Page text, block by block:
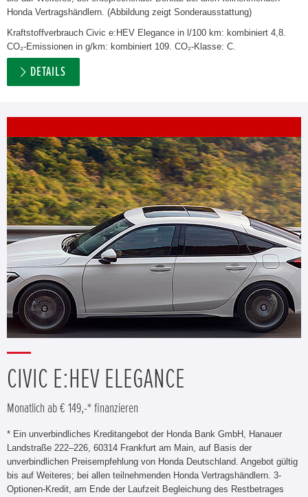
Honda Vertragshändlern. (Abbildung zeigt Sonderausstattung)
Kraftstoffverbrauch Civic e:HEV Elegance in l/100 km: kombiniert 4,8.
CO₂-Emissionen in g/km: kombiniert 109. CO₂-Klasse: C.
DETAILS
CIVIC E:HEV ELEGANCE
Monatlich ab € 149,-* finanzieren
* Ein unverbindliches Kreditangebot der Honda Bank GmbH, Hanauer
Landstraße 222–226, 60314 Frankfurt am Main, auf Basis der
unverbindlichen Preisempfehlung von Honda Deutschland. Angebot gültig
bis auf Weiteres; bei allen teilnehmenden Honda Vertragshändlern. 3-
Optionen-Kredit, am Ende der Laufzeit Begleichung des Restbetrages